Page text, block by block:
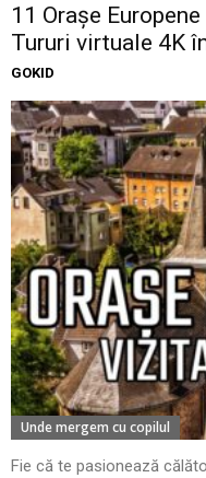
11 Oraşe
Tururi virtuale 4K
GOKID
Unde mergem cu copilul
Fie că te pasionează